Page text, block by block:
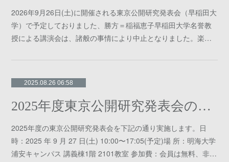
2026年9月26日(土)に開催される東京公開研究発表会（早稲田大
学）で予定しておりました、勝方＝稲福恵子早稲田大学名誉教
授による講演会は、諸般の事情により中止となりました。楽…
2025.08.26 06:58
2025年度東京公開研究発表会のご案内
2025年度の東京公開研究発表会を下記の通り実施します。日
時：2025 年 9 月 27 日(土) 10:00〜17:05(予定)場 所：明海大学
浦安キャンパス 講義棟1階 2101教室 参加費：会員は無料、非…